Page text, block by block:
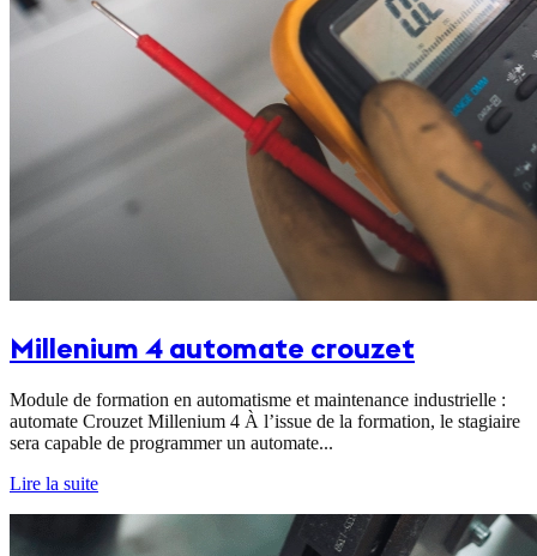
Millenium 4 automate crouzet
Module de formation en automatisme et maintenance industrielle :
automate Crouzet Millenium 4 À l’issue de la formation, le stagiaire
sera capable de programmer un automate...
Lire la suite